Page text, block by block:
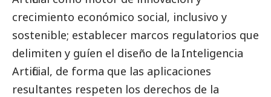
crecimiento económico social, inclusivo y
sostenible; establecer marcos regulatorios que
delimiten y guíen el diseño de la Inteligencia
Artificial, de forma que las aplicaciones
resultantes respeten los derechos de la